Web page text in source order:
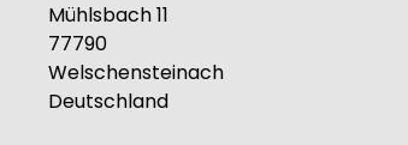
Mühlsbach 11
77790
Welschensteinach
Deutschland